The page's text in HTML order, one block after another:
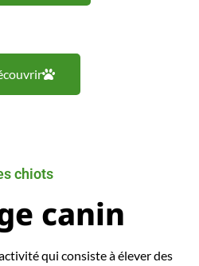
chiots
canin
qui consiste à élever des